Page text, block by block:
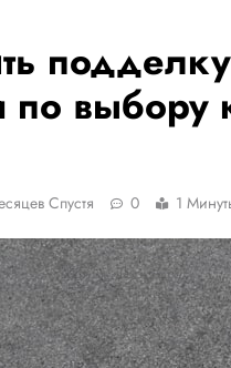
по выбору
Спустя 0 1